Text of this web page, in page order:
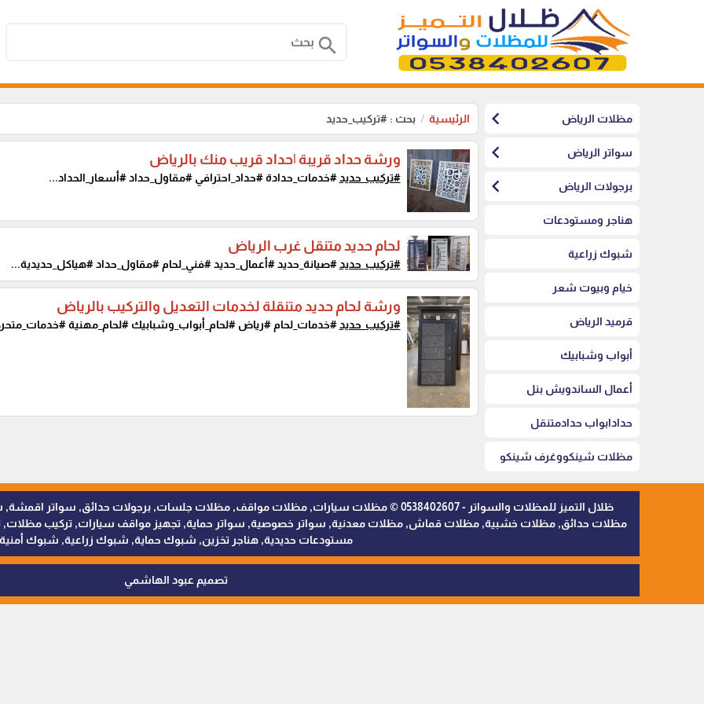
search
مظلات الرياض chevron_left
سواتر الرياض chevron_left
برجولات الرياض chevron_left
هناجر ومستودعات
شبوك زراعية
خيام وبيوت شعر
قرميد الرياض
أبواب وشبابيك
أعمال الساندويش بنل
حدادابواب حدادمتنقل
مظلات شينكووغرف شينكو
الرئيسية بحث : #تركيب_حديد
ورشة حداد قريبة |حداد قريب منك بالرياض
#تركيب_حديد#خدمات_حدادة #حداد_احترافي #مقاول_حداد #أسعار_الحداد...
لحام حديد متنقل غرب الرياض
#تركيب_حديد#صيانة_حديد #أعمال_حديد #فني_لحام #مقاول_حداد #هياكل_حديدية...
ورشة لحام حديد متنقلة لخدمات التعديل والتركيب بالرياض
#تركيب_حديد#خدمات_لحام #رياض #لحام_أبواب_وشبابيك #لحام_مهنية
ظلال التميز للمظلات والسواتر - 0538402607 © مظلات سيارات, مظلات مواقف, مظلات جلسات, برجولات
مظلات حدائق, مظلات خشبية, مظلات قماش, مظلات معدنية, سواتر خصوصية, سواتر حماية, تجهيز مواقف سيارات, تركيب مظلات,
مستودعات حديدية, هناجر تخزين, شبوك حماية, شبوك زراعية, شبوك أمنية
تصميم عبود الهاشمي